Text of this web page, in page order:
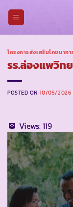
โครงการส่งเสริมโภชนาก
รร.ล่องแพวิท
POSTED ON 10/05/2026
Views:119